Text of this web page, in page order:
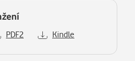
PDF2 Kindle